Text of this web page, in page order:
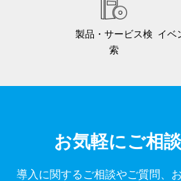
製品・サービス検
索
イベ
お気軽にご相
導入に関するご相談やご質問、